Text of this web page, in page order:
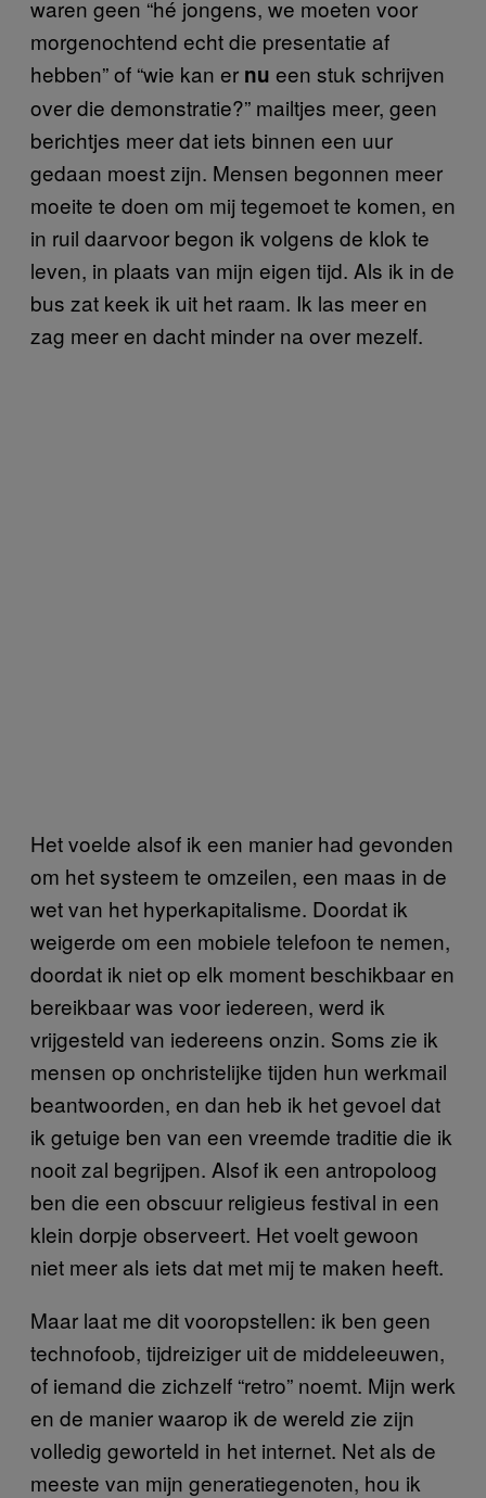
waren geen “hé jongens, we moeten voor
morgenochtend echt die presentatie af
hebben” of “wie kan er nu een stuk schrijven
over die demonstratie?” mailtjes meer, geen
berichtjes meer dat iets binnen een uur
gedaan moest zijn. Mensen begonnen meer
moeite te doen om mij tegemoet te komen, en
in ruil daarvoor begon ik volgens de klok te
leven, in plaats van mijn eigen tijd. Als ik in de
bus zat keek ik uit het raam. Ik las meer en
zag meer en dacht minder na over mezelf.
Het voelde alsof ik een manier had gevonden
om het systeem te omzeilen, een maas in de
wet van het hyperkapitalisme. Doordat ik
weigerde om een mobiele telefoon te nemen,
doordat ik niet op elk moment beschikbaar en
bereikbaar was voor iedereen, werd ik
vrijgesteld van iedereens onzin. Soms zie ik
mensen op onchristelijke tijden hun werkmail
beantwoorden, en dan heb ik het gevoel dat
ik getuige ben van een vreemde traditie die ik
nooit zal begrijpen. Alsof ik een antropoloog
ben die een obscuur religieus festival in een
klein dorpje observeert. Het voelt gewoon
niet meer als iets dat met mij te maken heeft.
Maar laat me dit vooropstellen: ik ben geen
technofoob, tijdreiziger uit de middeleeuwen,
of iemand die zichzelf “retro” noemt. Mijn werk
en de manier waarop ik de wereld zie zijn
volledig geworteld in het internet. Net als de
meeste van mijn generatiegenoten, hou ik